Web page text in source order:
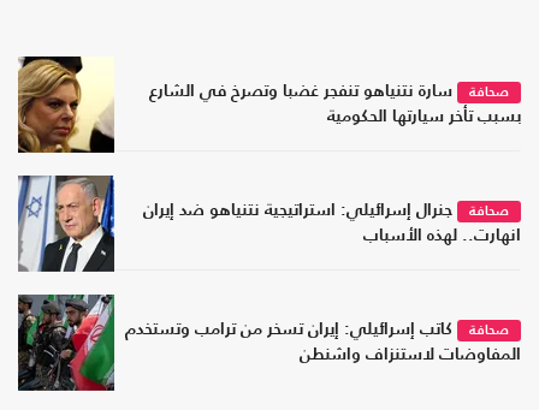
صحافة
سارة نتنياهو تنفجر غضبا وتصرخ في الشارع
بسبب تأخر سيارتها الحكومية
صحافة
جنرال إسرائيلي: استراتيجية نتنياهو ضد إيران
انهارت.. لهذه الأسباب
صحافة
كاتب إسرائيلي: إيران تسخر من ترامب وتستخدم
المفاوضات لاستنزاف واشنطن